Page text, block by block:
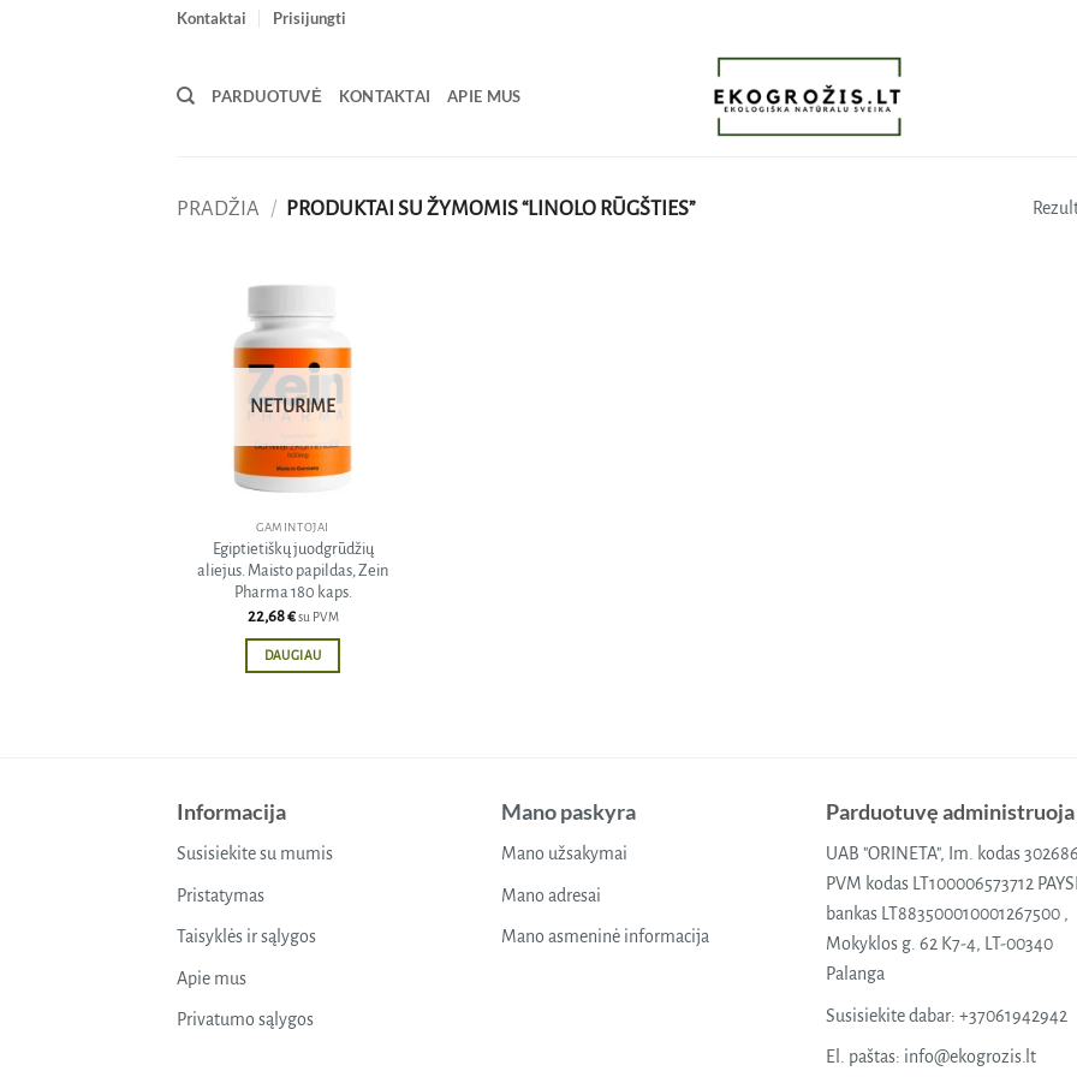
Kontaktai Prisijungti
PARDUOTUVĖ KONTAKTAI APIE MUS
PRADŽIA / PRODUKTAI SU ŽYMOMIS “LINOLO RŪGŠTIES”
NETURIME
GAMINTOJAI
Egiptietiškų juodgrūdžių
aliejus. Maisto papildas, Zein
Pharma 180 kaps.
22,68€ su PVM
DAUGIAU
Informacija
Susisiekite su mumis
Pristatymas
Taisyklės ir sąlygos
Apie mus
Privatumo sąlygos
Mano paskyra
Mano užsakymai
Mano adresai
Mano asmeninė informacija
Parduotuvę administruoja
UAB "ORINETA", Im. kodas
PVM kodas LT100006573712
bankas LT883500010001267500 ,
Mokyklos g. 62 K7-4, LT-00340
Palanga
Susisiekite dabar: +37061942942
El. paštas: info@ekogrozis.lt